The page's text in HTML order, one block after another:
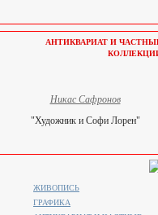
АНТИКВАРИАТ И
Никас Сафронов
"Художник и Софи Лорен"
ЖИВОПИСЬ
ГРАФИКА